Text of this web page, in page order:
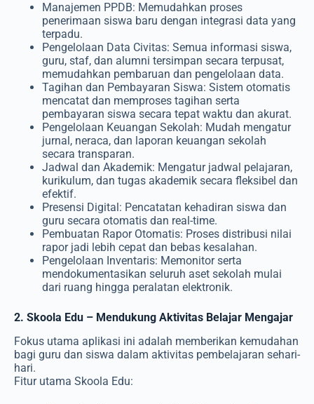
Manajemen PPDB: Memudahkan proses
penerimaan siswa baru dengan integrasi data yang
terpadu.
Pengelolaan Data Civitas: Semua informasi siswa,
guru, staf, dan alumni tersimpan secara terpusat,
memudahkan pembaruan dan pengelolaan data.
Tagihan dan Pembayaran Siswa: Sistem otomatis
mencatat dan memproses tagihan serta
pembayaran siswa secara tepat waktu dan akurat.
Pengelolaan Keuangan Sekolah: Mudah mengatur
jurnal, neraca, dan laporan keuangan sekolah
secara transparan.
Jadwal dan Akademik: Mengatur jadwal pelajaran,
kurikulum, dan tugas akademik secara fleksibel dan
efektif.
Presensi Digital: Pencatatan kehadiran siswa dan
guru secara otomatis dan real-time.
Pembuatan Rapor Otomatis: Proses distribusi nilai
rapor jadi lebih cepat dan bebas kesalahan.
Pengelolaan Inventaris: Memonitor serta
mendokumentasikan seluruh aset sekolah mulai
dari ruang hingga peralatan elektronik.
2. Skoola Edu – Mendukung Aktivitas Belajar Mengajar
Fokus utama aplikasi ini adalah memberikan kemudahan
bagi guru dan siswa dalam aktivitas pembelajaran sehari-
hari.
Fitur utama Skoola Edu: